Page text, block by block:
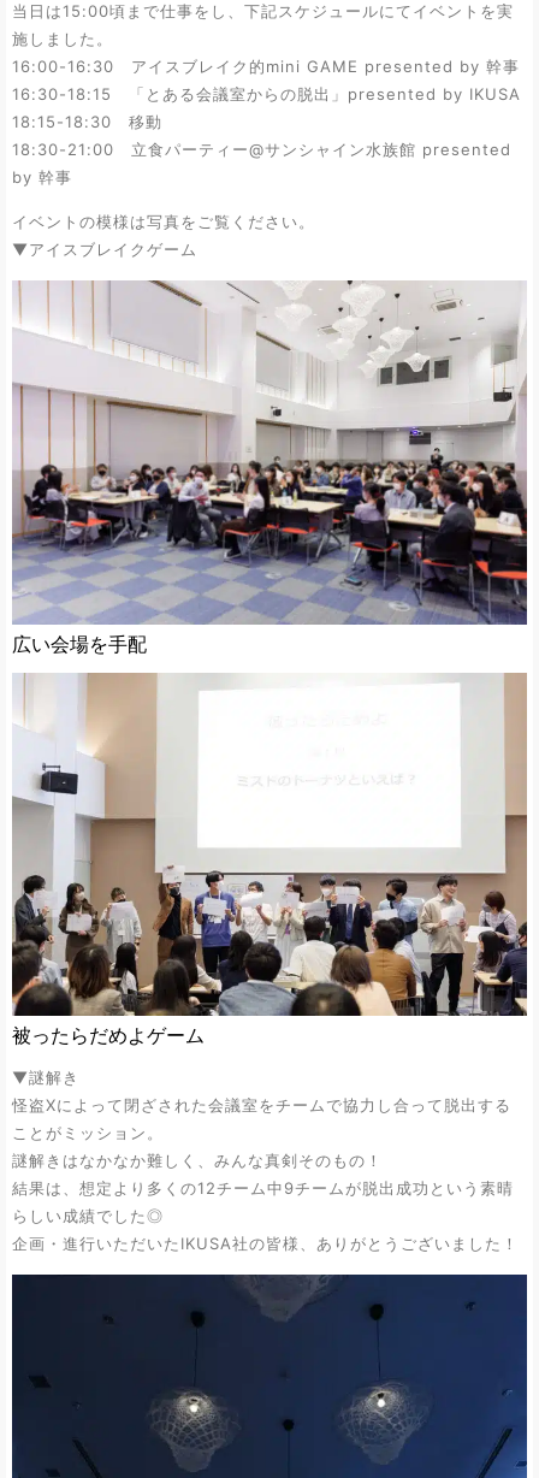
当日は15:00頃まで仕事をし、下記スケジュールにてイベントを実
施しました。
16:00-16:30 アイスブレイク的mini GAME presented by 幹事
16:30-18:15 「とある会議室からの脱出」presented by IKUSA
18:15-18:30 移動
18:30-21:00 立食パーティー@サンシャイン水族館 presented
by 幹事
イベントの模様は写真をご覧ください。
▼アイスブレイクゲーム
広い会場を手配
被ったらだめよゲーム
▼謎解き
怪盗Xによって閉ざされた会議室をチームで協力し合って脱出する
ことがミッション。
謎解きはなかなか難しく、みんな真剣そのもの！
結果は、想定より多くの12チーム中9チームが脱出成功という素晴
らしい成績でした◎
企画・進行いただいた IKUSA社の皆様、ありがとうございました！